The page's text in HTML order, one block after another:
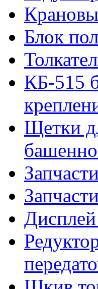
Блок
КБ-515
Щетки